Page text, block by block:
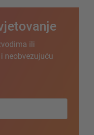
ili
neobvezujuću